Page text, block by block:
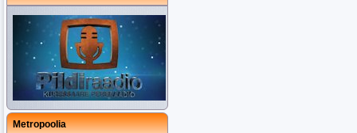
Metropoolia